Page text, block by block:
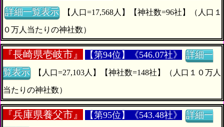
詳細一覧表示
０万人当たりの神社数）
『長崎県壱岐市』 【第94位】《546.07社》
詳細一
覧表示
当たりの神社数）
『兵庫県養父市』 【第95位】《543.48社》
詳細一